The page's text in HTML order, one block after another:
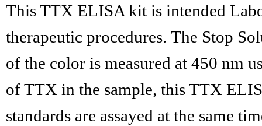
ThisTTX ELISA kit is intended
therapeutic procedures. The Stop
of the color is measured at 450 nm
ofTTX in the sample, thisTTX
standards are assayed at the same